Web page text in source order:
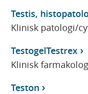
Testis,
Klinisk patologi/
TestogelTestrex
Klinisk
Teston